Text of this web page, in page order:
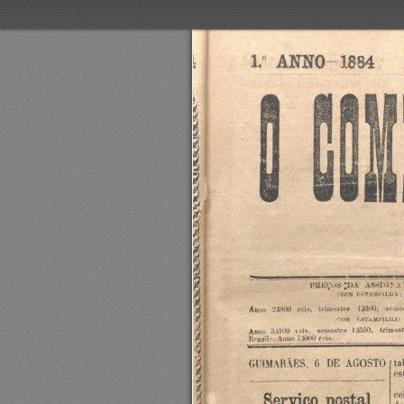
.Tha-nv.
._,¬`_`y.e¬
1.omof" 1884
"meuasrntriwai
luna '288W reis, trimestre 11400.,
nox izs'rasrimm
Anuo 35100 leis. aomestru '3550.
Brasil:Atumum reis.
GUIMARÃES.ti DE AGOSTO
Serviço postal